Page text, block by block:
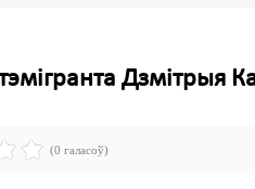
Дзмітрыя
(0 галасоў)